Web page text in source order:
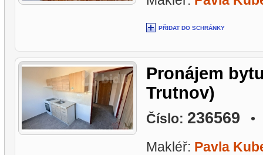
PŘIDAT DO SCHRÁNKY
Pronájem
Trutnov)
Číslo: 236569 •
Makléř: Pavla